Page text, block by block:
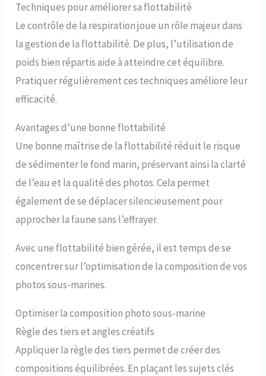
Techniques pour améliorer sa flottabilité
Le contrôle de la respiration joue un rôle majeur dans
la gestion de la flottabilité. De plus, l’utilisation de
poids bien répartis aide à atteindre cet équilibre.
Pratiquer régulièrement ces techniques améliore leur
efficacité.
Avantages d’une bonne flottabilité
Une bonne maîtrise de la flottabilité réduit le risque
de sédimenter le fond marin, préservant ainsi la clarté
de l’eau et la qualité des photos. Cela permet
également de se déplacer silencieusement pour
approcher la faune sans l’effrayer.
Avec une flottabilité bien gérée, il est temps de se
concentrer sur l’optimisation de la composition de vos
photos sous-marines.
Optimiser la composition photo sous-marine
Règle des tiers et angles créatifs
Appliquer la règle des tiers permet de créer des
compositions équilibrées. En plaçant les sujets clés